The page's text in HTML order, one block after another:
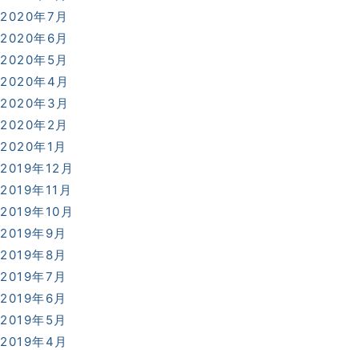
2020年7月
2020年6月
2020年5月
2020年4月
2020年3月
2020年2月
2020年1月
2019年12月
2019年11月
2019年10月
2019年9月
2019年8月
2019年7月
2019年6月
2019年5月
2019年4月